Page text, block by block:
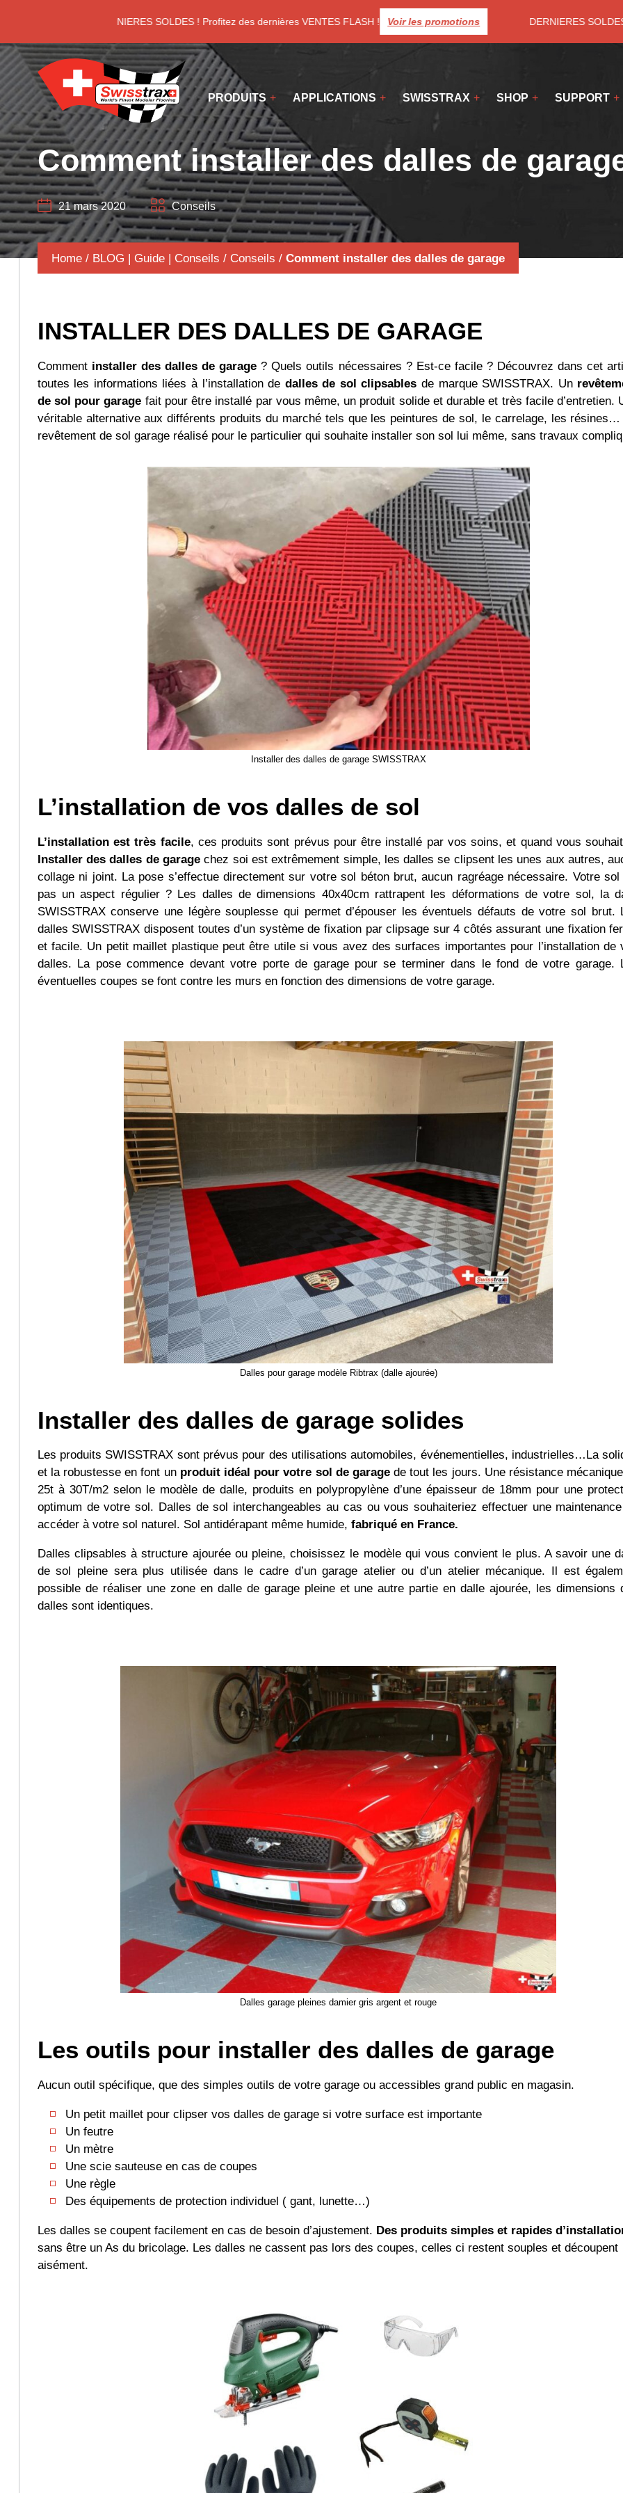
DERNIERES SOLDES ! Profitez des dernières VENTES FLASH ! Voir les promotions DERNIERES SOLDES
PRODUITS APPLICATIONS SWISSTRAX SHOP SUPPORT
Comment installer des dalles de
21 mars 2020 Conseils
Home/ BLOG | Guide | Conseils / Conseils / Comment installer des dalles de garage
INSTALLER DES DALLES DE GARAGE
Comment installer des dalles de garage ? Quels outils nécessaires ? Est-ce facile ? Découvrez dans cet
toutes les informations liées à l’installation de dalles de sol clipsables de marque SWISSTRAX. Un
de sol pour garage fait pour être installé par vous même, un produit solide et durable et très facile d’entretien.
véritable alternative aux différents produits du marché tels que les peintures de sol, le carrelage, les résines…
revêtement de sol garage réalisé pour le particulier qui souhaite installer son sol lui même, sans travaux
Installer des dalles de garage SWISSTRAX
L’installation de vos dalles de sol
L’installation est très facile, ces produits sont prévus pour être installé par vos soins, et quand vous
Installer des dalles de garage chez soi est extrêmement simple, les dalles se clipsent les unes aux autres,
collage ni joint. La pose s’effectue directement sur votre sol béton brut, aucun ragréage nécessaire. Votre sol
pas un aspect régulier ? Les dalles de dimensions 40x40cm rattrapent les déformations de votre sol, la
SWISSTRAX conserve une légère souplesse qui permet d’épouser les éventuels défauts de votre sol brut.
dalles SWISSTRAX disposent toutes d’un système de fixation par clipsage sur 4 côtés assurant une fixation
et facile. Un petit maillet plastique peut être utile si vous avez des surfaces importantes pour l’installation de
dalles. La pose commence devant votre porte de garage pour se terminer dans le fond de votre garage.
éventuelles coupes se font contre les murs en fonction des dimensions de votre garage.
Dalles pour garage modèle Ribtrax (dalle ajourée)
Installer des dalles de garage solides
Les produits SWISSTRAX sont prévus pour des utilisations automobiles, événementielles, industrielles…La
et la robustesse en font un produit idéal pour votre sol de garagede tout les jours. Une résistance
25t à 30T/m2 selon le modèle de dalle, produits en polypropylène d’une épaisseur de 18mm pour une
optimum de votre sol. Dalles de sol interchangeables au cas ou vous souhaiteriez effectuer une
accéder à votre sol naturel. Sol antidérapant même humide, fabriqué en France.
Dalles clipsables à structure ajourée ou pleine, choisissez le modèle qui vous convient le plus. A savoir une
de sol pleine sera plus utilisée dans le cadre d’un garage atelier ou d’un atelier mécanique. Il est
possible de réaliser une zone en dalle de garage pleine et une autre partie en dalle ajourée, les dimensions
dalles sont identiques.
Dalles garage pleines damier gris argent et rouge
Les outils pour installer des dalles de garage
Aucun outil spécifique, que des simples outils de votre garage ou accessibles grand public en magasin.
Un petit maillet pour clipser vos dalles de garage si votre surface est importante
Un feutre
Un mètre
Une scie sauteuse en cas de coupes
Une règle
Des équipements de protection individuel ( gant, lunette…)
Les dalles se coupent facilement en cas de besoin d’ajustement. Des produits simples et rapides
sans être un As du bricolage. Les dalles ne cassent pas lors des coupes, celles ci restent souples et découpent
aisément.